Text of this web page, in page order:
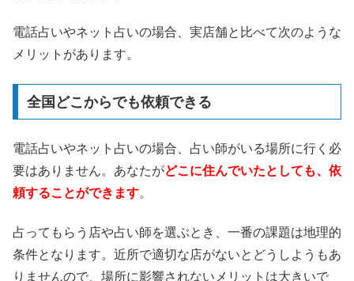
電話占いやネット占いの場合、実店舗と比べて次のような
メリットがあります。
全国どこからでも依頼できる
電話占いやネット占いの場合、占い師がいる場所に行く必
要はありません。あなたがどこに住んでいたとしても、依
頼することができます。
占ってもらう店や占い師を選ぶとき、一番の課題は地理的
条件となります。近所で適切な店がないとどうしようもあ
りませんので、場所に影響されないメリットは大きいで